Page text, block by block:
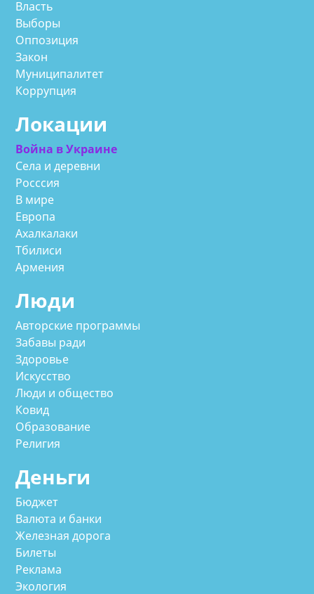
Власть
Выборы
Оппозиция
Закон
Муниципалитет
Коррупция
Локации
Война в Украине
Села и деревни
Росссия
В мире
Европа
Ахалкалаки
Тбилиси
Армения
Люди
Авторские программы
Забавы ради
Здоровье
Искусство
Люди и общество
Ковид
Образование
Религия
Деньги
Бюджет
Валюта и банки
Железная дорога
Билеты
Реклама
Экология